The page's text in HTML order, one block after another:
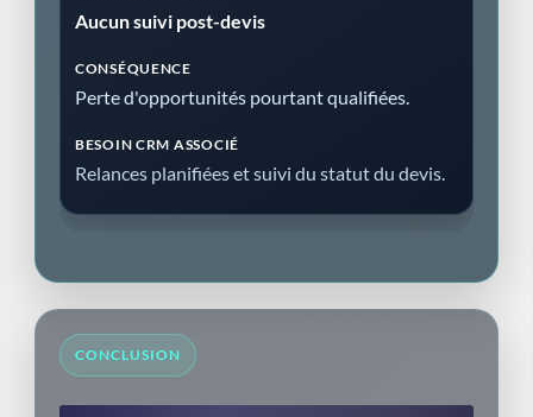
Aucun suivi post-devis
Perte d'opportunités pourtant qualifiées.
Relances planifiées et suivi du statut du devis.
CONCLUSION